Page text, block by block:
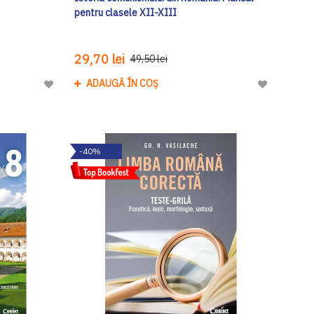
Adaugă
Dorinte
pentru clasele XII-XIII
29,70 lei 49,50 lei
ADAUGĂ ÎN COȘ
Adaugă
-40%